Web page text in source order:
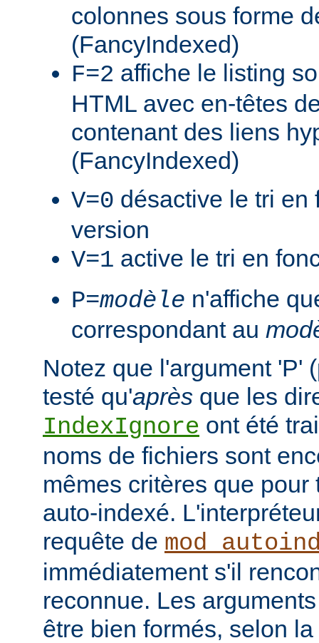
colonnes sous forme
(FancyIndexed)
F=2 affiche le listing
HTML avec en-têtes
contenant des liens
(FancyIndexed)
V=0 désactive le tri en
version
V=1 active le tri en
P=modèle n'affiche
correspondant au
Notez que l'argument 'P'
testé qu'après que les
IndexIgnore ont été
noms de fichiers sont
mêmes critères que pour
auto-indexé.
requête de
immédiatement s'il
reconnue. Les
être bien formés, selon